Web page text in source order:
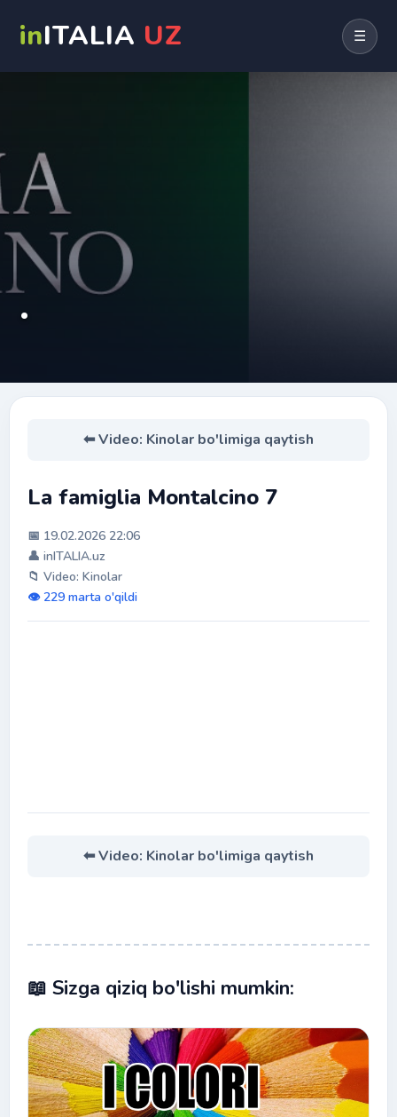
inITALIA UZ ☰
.
⬅ Video: Kinolar bo'limiga qaytish
La famiglia Montalcino 7
📅 19.02.2026 22:06
👤 inITALIA.uz
📁 Video: Kinolar
👁️ 229 marta o'qildi
⬅ Video: Kinolar bo'limiga qaytish
📖 Sizga qiziq bo'lishi mumkin: